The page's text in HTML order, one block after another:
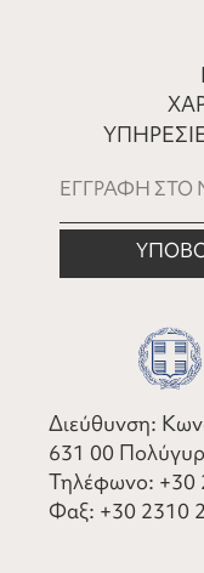
Διεύθυνση:
631 00
Τηλέφωνο: +30
Φαξ: +30 2310